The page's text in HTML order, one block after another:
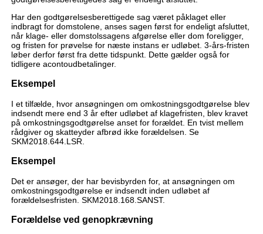
Har den godtgørelsesberettigede sag været påklaget eller
indbragt for domstolene, anses sagen først for endeligt afsluttet,
når klage- eller domstolssagens afgørelse eller dom foreligger,
og fristen for prøvelse for næste instans er udløbet. 3-års-fristen
løber derfor først fra dette tidspunkt. Dette gælder også for
tidligere acontoudbetalinger.
Eksempel
I et tilfælde, hvor ansøgningen om omkostningsgodtgørelse blev
indsendt mere end 3 år efter udløbet af klagefristen, blev kravet
på omkostningsgodtgørelse anset for forældet. En tvist mellem
rådgiver og skatteyder afbrød ikke forældelsen. Se
SKM2018.644.LSR.
Eksempel
Det er ansøger, der har bevisbyrden for, at ansøgningen om
omkostningsgodtgørelse er indsendt inden udløbet af
forældelsesfristen. SKM2018.168.SANST.
Forældelse ved genopkrævning